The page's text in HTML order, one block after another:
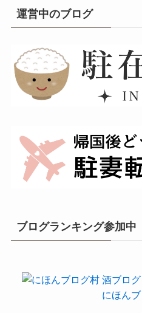
運営中のブログ
ブログランキング参加中
にほん